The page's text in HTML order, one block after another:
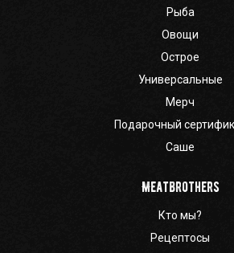
Рыба
Овощи
Острое
Универсальные
Мерч
Подарочный
Саше
Meatbrothers
Кто мы?
Рецептосы